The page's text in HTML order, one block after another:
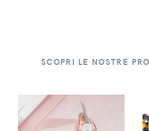
SCOPRI LE NOSTRE